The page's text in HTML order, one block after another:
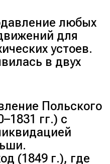
любых
для
устоев.
в двух
Польского
гг.) с
(1849 г.), где